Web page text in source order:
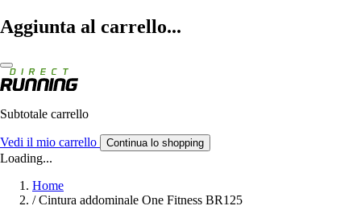
Aggiunta al carrello...
Subtotale carrello
Vedi il mio carrello Continua lo shopping
Loading...
Home
/ Cintura addominale One Fitness BR125